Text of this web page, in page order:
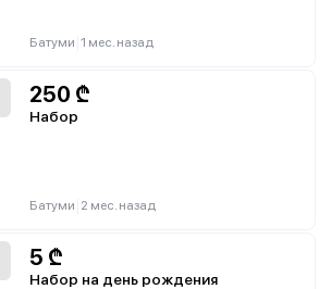
Батуми 1 мес. назад
250 ₾
Набор
Батуми 2 мес. назад
5 ₾
Набор на день рождения